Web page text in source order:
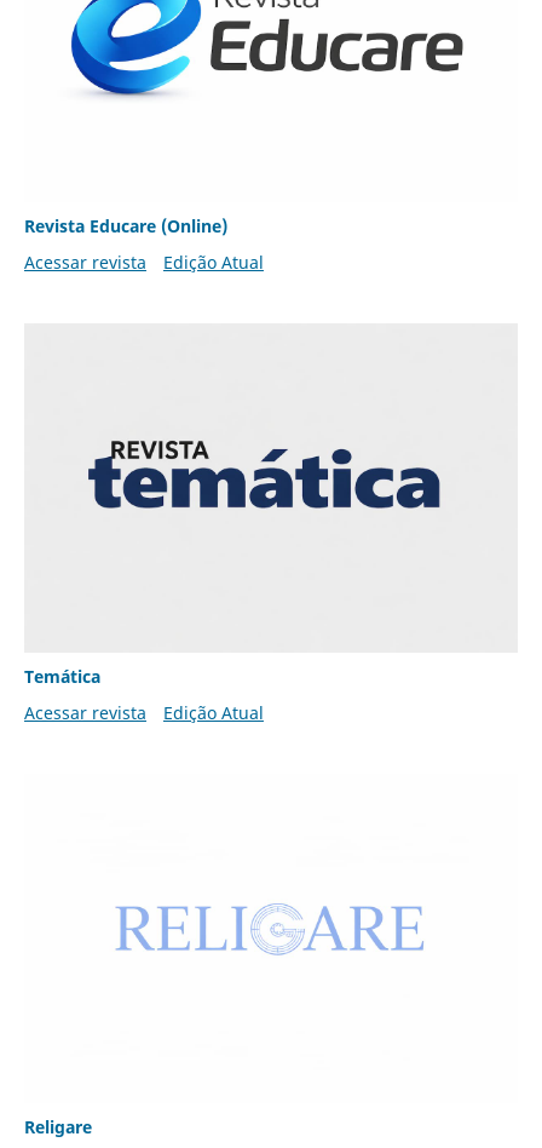
Revista Educare (Online)
Acessar revista
Edição Atual
Temática
Acessar revista
Edição Atual
Religare